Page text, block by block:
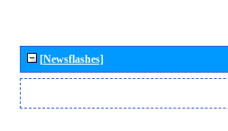
[Newsflashes]